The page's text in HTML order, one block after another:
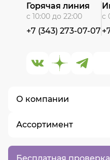
Бесплатная
О компании
О нас
Контакты
Ассортимент
Горячая линия
с 10:00 до 22:00
+7 (343) 273-07-07
с